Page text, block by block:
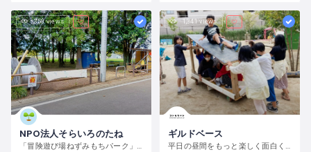
358 views
NPO法人そらいろのたね
「冒険遊び場ねずみもちパーク」で自分の責任で自由に遊ぼう
1,341 views
ギルドベース
平日の昼間をもっと楽しく面白く！